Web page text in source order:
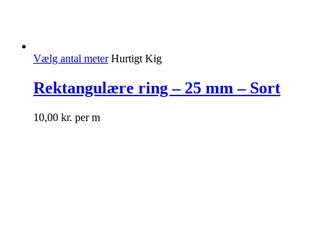
Vælg antal meter Hurtigt Kig
Rektangulære ring – 25 mm – Sort
10,00 kr. per m